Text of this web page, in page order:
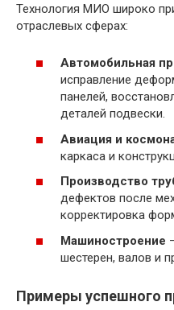
Технология МИО широко
отраслевых сферах:
Автомобильная
исправление
панелей,
деталей подвески.
Авиация и
каркаса и
Производство
дефектов после
корректировка
Машиностроение
шестерен, валов и
Примеры успешного